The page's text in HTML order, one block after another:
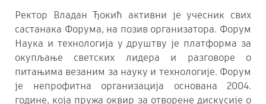
Ректор Владан Ђокић активни је учесник свих
састанака Форума, на позив организатора. Форум
Наука и технологија у друштву је платформа за
окупљање светских лидера и разговоре о
питањима везаним за науку и технологије. Форум
је непрофитна организација основана 2004.
године, која пружа оквир за отворене дискусије о